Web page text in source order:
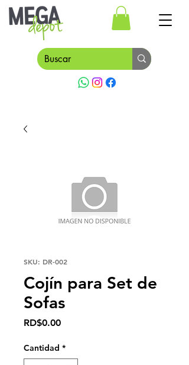
SKU: DR-002
Cojín para Set de
Sofas
RD$0.00Precio
Cantidad *